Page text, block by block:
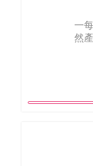
一
然
的
貨